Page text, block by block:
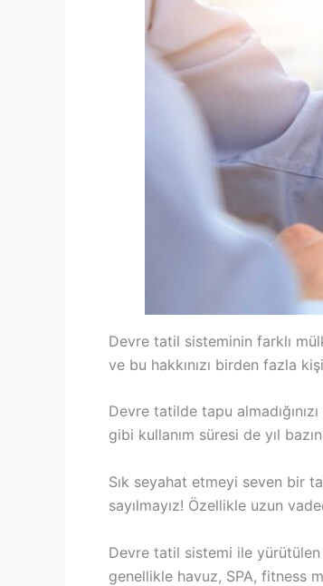
Devre tatil sisteminin farklı
ve bu hakkınızı birden fazla
Devre tatilde tapu
gibi kullanım süresi de yıl
Sık seyahat etmeyi seven bir
sayılmayız! Özellikle uzun
Devre tatil sistemi ile
genellikle havuz, SPA, fitness